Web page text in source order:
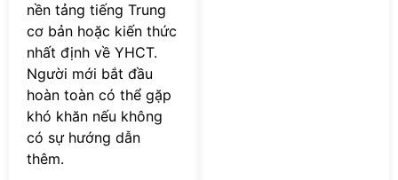
nền tảng tiếng Trung
cơ bản hoặc kiến thức
nhất định về YHCT.
Người mới bắt đầu
hoàn toàn có thể gặp
khó khăn nếu không
có sự hướng dẫn
thêm.